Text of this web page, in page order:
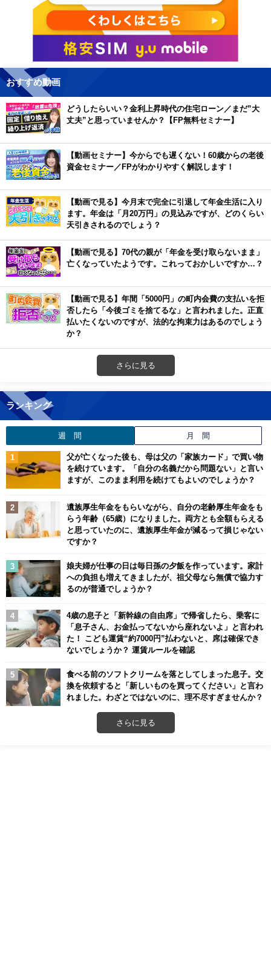
おすすめ動画
どうしたらいい？金利上昇時代の住宅ローン／まだ”大
丈夫”と思っていませんか？【FP無料セミナー】
【動画セミナー】今からでも遅くない！60歳からの老後
資金セミナー／FPがわかりやすく解説します！
【動画で見る】今月末で完全に引退して年金生活に入り
ます。年金は「月20万円」の見込みですが、どのくらい
天引きされるのでしょう？
【動画で見る】70代の親が「年金を受け取らないまま」
亡くなっていたようです。これっておかしいですか…？
【動画で見る】年間「5000円」の町内会費の支払いを拒
否したら「今後ゴミを捨てるな」と言われました。正直
払いたくないのですが、法的な拘束力はあるのでしょう
か？
さらに見る
ランキング
週 間 月 間
父が亡くなった後も、母は父の「家族カード」で買い物
を続けています。「自分の名義だから問題ない」と言い
ますが、このまま利用を続けてもよいのでしょうか？
遺族厚生年金をもらいながら、自分の老齢厚生年金をも
らう年齢（65歳）になりました。両方とも全額もらえる
と思っていたのに、遺族厚生年金が減るって損じゃない
ですか？
娘夫婦が仕事の日は毎日孫の夕飯を作っています。家計
への負担も増えてきましたが、祖父母なら無償で協力す
るのが普通でしょうか？
4歳の息子と「新幹線の自由席」で帰省したら、乗客に
「息子さん、お金払ってないから座れないよ」と言われ
た！ こども運賃“約7000円”払わないと、席は確保でき
ないでしょうか？ 運賃ルールを確認
食べる前のソフトクリームを落としてしまった息子。交
換を依頼すると「新しいものを買ってください」と言わ
れました。わざとではないのに、理不尽すぎませんか？
さらに見る